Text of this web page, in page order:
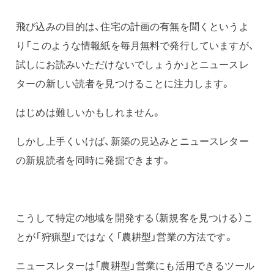
飛び込みの目的は、住宅の計画の有無を聞くというよ
り「このような情報紙を毎月無料で発行していますが、
試しにお読みいただけないでしょうか」とニュースレ
ターの新しい読者を見つけることに注力します。
はじめは難しいかもしれません。
しかし上手くいけば、新築の見込みとニュースレター
の新規読者を同時に発掘できます。
こうして特定の地域を開発する（新規客を見つける）こ
とが「狩猟型」ではなく「農耕型」営業の方法です。
ニュースレターは「農耕型」営業にも活用できるツール